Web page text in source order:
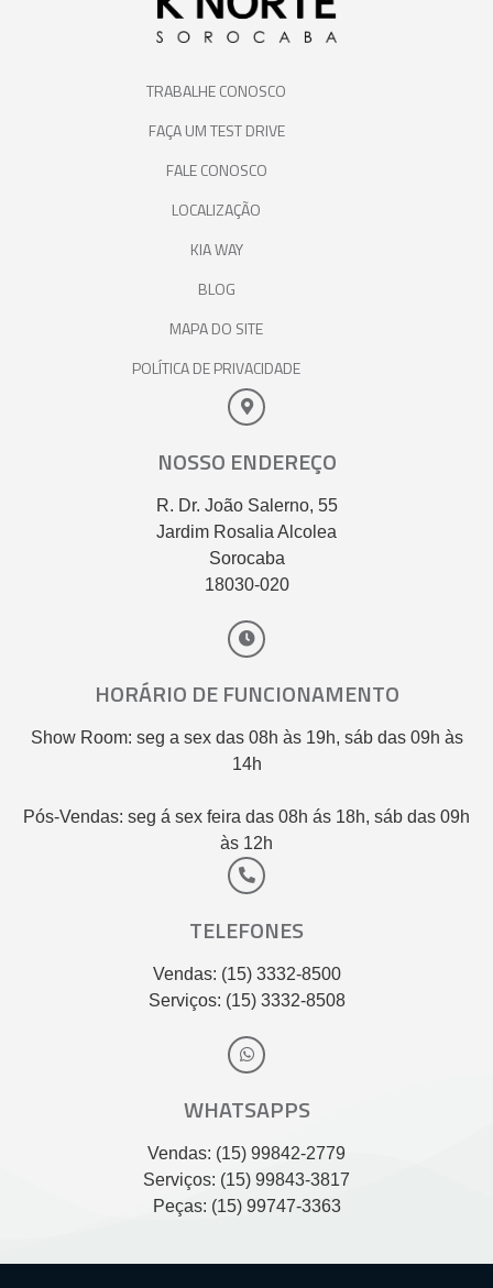
TRABALHE CONOSCO
FAÇA UM TEST DRIVE
FALE CONOSCO
LOCALIZAÇÃO
KIA WAY
BLOG
MAPA DO SITE
POLÍTICA DE PRIVACIDADE
NOSSO ENDEREÇO
R. Dr. João Salerno, 55
Jardim Rosalia Alcolea
Sorocaba
18030-020
HORÁRIO DE FUNCIONAMENTO
Show Room: seg a sex das 08h às 19h, sáb das 09h às
14h
Pós-Vendas: seg á sex feira das 08h ás 18h, sáb das 09h
às 12h
TELEFONES
Vendas: (15) 3332-8500
Serviços: (15) 3332-8508
WHATSAPPS
Vendas: (15) 99842-2779
Serviços: (15) 99843-3817
Peças: (15) 99747-3363